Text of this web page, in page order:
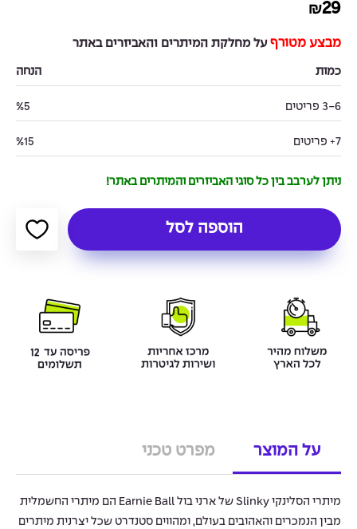
₪29
מבצע מטורף על מחלקת המיתרים והאביזרים באתר
כמות הנחה
3-6 פריטים %5
7+ פריטים %15
ניתן לערבב בין כל סוגי האביזרים והמיתרים באתר!
הוספה לסל
על המוצר מפרט טכני
מיתרי הסלינקי Slinky של ארני בול Earnie Ball הם מיתרי החשמלית
מבין הנמכרים והאהובים בעולם, ומהווים סטנדרט שכל יצרנית מיתרים